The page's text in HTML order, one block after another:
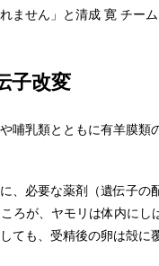
ません」と清成 寛 チーム
子改変
哺乳類とともに有羊膜
、必要な薬剤（遺伝子
ろが、ヤモリは体内に
も、受精後の卵は殻に